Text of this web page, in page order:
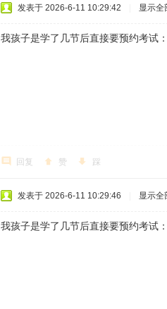
发表于 2026-6-11 10:29:42 显示全
我孩子是学了几节后直接要预约考试
回复 赞 踩
发表于 2026-6-11 10:29:46 显示全
我孩子是学了几节后直接要预约考试